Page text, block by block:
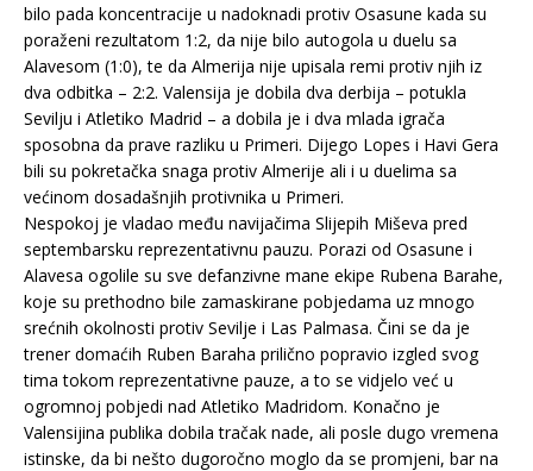
bilo pada koncentracije u nadoknadi protiv Osasune kada su
poraženi rezultatom 1:2, da nije bilo autogola u duelu sa
Alavesom (1:0), te da Almerija nije upisala remi protiv njih iz
dva odbitka – 2:2. Valensija je dobila dva derbija – potukla
Sevilju i Atletiko Madrid – a dobila je i dva mlada igrača
sposobna da prave razliku u Primeri. Dijego Lopes i Havi Gera
bili su pokretačka snaga protiv Almerije ali i u duelima sa
većinom dosadašnjih protivnika u Primeri.
Nespokoj je vladao među navijačima Slijepih Miševa pred
septembarsku reprezentativnu pauzu. Porazi od Osasune i
Alavesa ogolile su sve defanzivne mane ekipe Rubena Barahe,
koje su prethodno bile zamaskirane pobjedama uz mnogo
srećnih okolnosti protiv Sevilje i Las Palmasa. Čini se da je
trener domaćih Ruben Baraha prilično popravio izgled svog
tima tokom reprezentativne pauze, a to se vidjelo već u
ogromnoj pobjedi nad Atletiko Madridom. Konačno je
Valensijina publika dobila tračak nade, ali posle dugo vremena
istinske, da bi nešto dugoročno moglo da se promjeni, bar na